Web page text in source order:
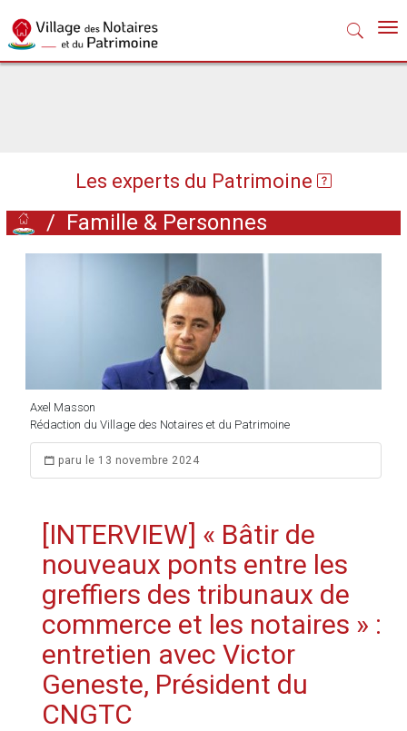
Les experts du Patrimoine
/ Famille & Personnes
Axel Masson
Rédaction du Village des Notaires et du Patrimoine
paru le 13 novembre 2024
[INTERVIEW] « Bâtir de
nouveaux ponts entre les
greffiers des tribunaux de
commerce et les notaires » :
entretien avec Victor
Geneste, Président du
CNGTC